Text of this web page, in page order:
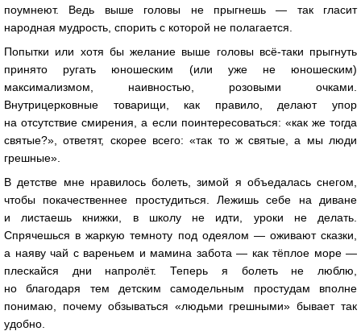
поумнеют. Ведь выше головы не прыгнешь — так гласит
народная мудрость, спорить с которой не полагается.
Попытки или хотя бы желание выше головы всё-таки прыгнуть
принято ругать юношеским (или уже не юношеским)
максимализмом, наивностью, розовыми очками.
Внутрицерковные товарищи, как правило, делают упор
на отсутствие смирения, а если поинтересоваться: «как же тогда
святые?», ответят, скорее всего: «так то ж святые, а мы люди
грешные».
В детстве мне нравилось болеть, зимой я объедалась снегом,
чтобы покачественнее простудиться. Лежишь себе на диване
и листаешь книжки, в школу не идти, уроки не делать.
Спрячешься в жаркую темноту под одеялом — оживают сказки,
а наяву чай с вареньем и мамина забота — как тёплое море —
плескайся дни напролёт. Теперь я болеть не люблю,
но благодаря тем детским самодельным простудам вполне
понимаю, почему обзываться «людьми грешными» бывает так
удобно.